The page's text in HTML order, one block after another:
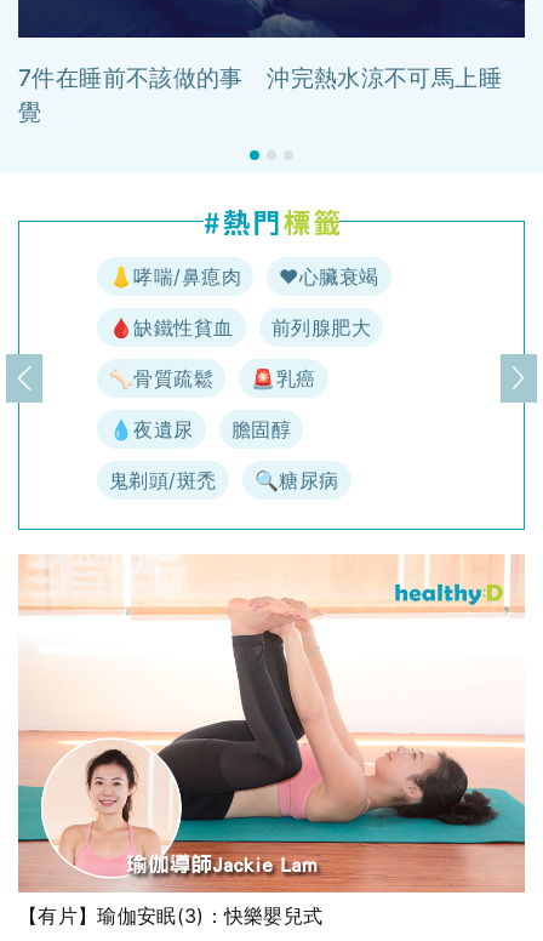
7件在睡前不該做的事 沖完熱水涼不可馬上睡
覺
👃哮喘/鼻瘜肉 ♥️心臟衰竭
🩸缺鐵性貧血 前列腺肥大
🦴骨質疏鬆 🚨乳癌
💧夜遺尿 膽固醇
鬼剃頭/斑禿 🔍糖尿病
上一頁 下
【有片】瑜伽安眠(3)：快樂嬰兒式